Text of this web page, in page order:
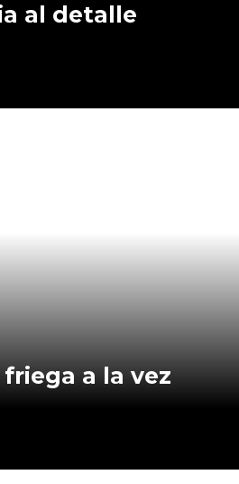
al detalle
friega a la vez